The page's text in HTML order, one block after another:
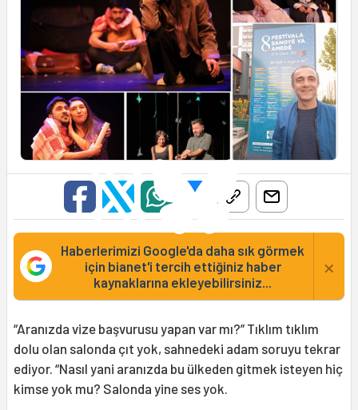
Haberlerimizi Google'da daha sık görmek
için bianet'i tercih ettiğiniz haber
kaynaklarına ekleyebilirsiniz...
×
“Aranızda vize başvurusu yapan var mı?” Tıklım tıklım
dolu olan salonda çıt yok, sahnedeki adam soruyu tekrar
ediyor. “Nasıl yani aranızda bu ülkeden gitmek isteyen hiç
kimse yok mu? Salonda yine ses yok.